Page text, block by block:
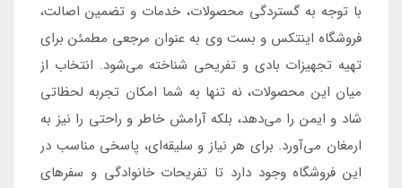
با توجه به گستردگی محصولات، خدمات و تضمین اصالت،
فروشگاه اینتکس و بست وی به عنوان مرجعی مطمئن برای
تهیه تجهیزات بادی و تفریحی شناخته می‌شود. انتخاب از
میان این محصولات، نه تنها به شما امکان تجربه لحظاتی
شاد و ایمن را می‌دهد، بلکه آرامش خاطر و راحتی را نیز به
ارمغان می‌آورد. برای هر نیاز و سلیقه‌ای، پاسخی مناسب در
این فروشگاه وجود دارد تا تفریحات خانوادگی و سفرهای